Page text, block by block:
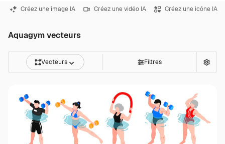
Créez une image IA Créez une vidéo IA Créez une icône IA
Aquagym vecteurs
Vecteurs Filtres